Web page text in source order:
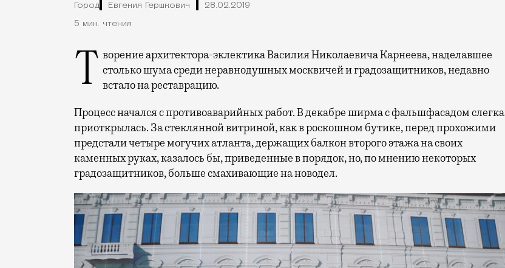
Город Евгения Гершкович 28.02.2019
5 мин. чтения
Творение архитектора-эклектика Василия Николаевича Карнеева, наделавшее столько шума среди неравнодушных москвичей и градозащитников, недавно
встало на реставрацию.
Процесс начался с противоаварийных работ. В декабре ширма с фальшфасадом слегка
приоткрылась. За стеклянной витриной, как в роскошном бутике, перед прохожими
предстали четыре могучих атланта, держащих балкон второго этажа на своих
каменных руках, казалось бы, приведенные в порядок, но, по мнению некоторых
градозащитников, больше смахивающие на новодел.